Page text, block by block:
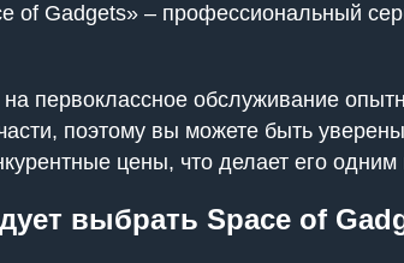
of Gadgets» – профессиональный
первоклассное обслуживание
поэтому вы можете быть
цены, что делает его
выбрать Space of